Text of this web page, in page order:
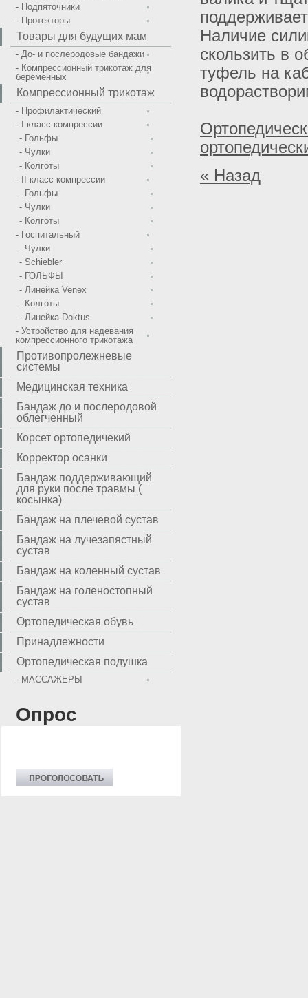
Наличие
скользить в
туфель на
« Назад
- Подпяточники
- Протекторы
Товары для будущих мам
- До- и послеродовые бандажи
- Компрессионный трикотаж для
беременных
Компрессионный трикотаж
- Профилактический
- I класс компрессии
- Гольфы
- Чулки
- Колготы
- II класс компрессии
- Гольфы
- Чулки
- Колготы
- Госпитальный
- Чулки
- Schiebler
- ГОЛЬФЫ
- Линейка Venex
- Колготы
- Линейка Doktus
- Устройство для надевания
компрессионного трикотажа
Противопролежневые
системы
Медицинская техника
Бандаж до и послеродовой
облегченный
Корсет ортопедичекий
Корректор осанки
Бандаж поддерживающий
для руки после травмы (
косынка)
Бандаж на плечевой сустав
Бандаж на лучезапястный
сустав
Бандаж на коленный сустав
Бандаж на голеностопный
сустав
Ортопедическая обувь
Принадлежности
Ортопедическая подушка
- МАССАЖЕРЫ
Опрос